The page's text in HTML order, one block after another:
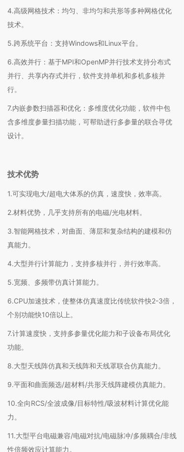
4.高级网格技术：均匀、非均匀和共形等多种网格优化
技术。
5.跨系统平台：支持Windows和Linux平台。
6.高效并行：基于MPI和OpenMP并行技术支持分布式
并行、共享内存式并行，软件支持单机和多机多核并
行。
7.内嵌参数扫描器和优化：多维度优化功能，软件中包
含多维度参量扫描功能，可帮助进行多参量的联合寻优
设计。
技术优势
1.可实现电大/超电大体系的仿真，速度快，效率高。
2.材料优势，几乎支持所有的电磁/光电材料。
3.智能网格技术，对曲面、薄层和复杂结构的建模和仿
真能力。
4.大型并行计算能力，支持多核并行，并行效率高。
5.宽频、多频带仿真计算能力。
6.CPU加速技术，使整体仿真速度比传统软件快2-3倍，
个别功能快10倍以上。
7.计算速度快，支持多参量优化能力和子设备布局优化
功能。
8.大型天线阵仿真和天线阵和天线罩联合仿真能力。
9.平面和曲面频选/超材料/共形天线阵建模仿真能力。
10.全向RCS/全波成像/目标特性/吸波材料计算优化能
力。
11.大型平台电磁兼容/电磁对抗/电磁脉冲/多频耦合/非线
性倍频效应计算能力。